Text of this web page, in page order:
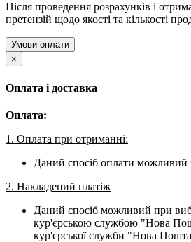
Після проведення розрахунків і
претензій щодо якості та кількості
Умови оплати
×
Оплата і доставка
Оплата:
1. Оплата при отриманні:
Даний спосіб оплати можливий
2. Накладений платіж
Даний спосіб можливий при
кур'єрською службою "Нова
кур'єрської служби "Нова